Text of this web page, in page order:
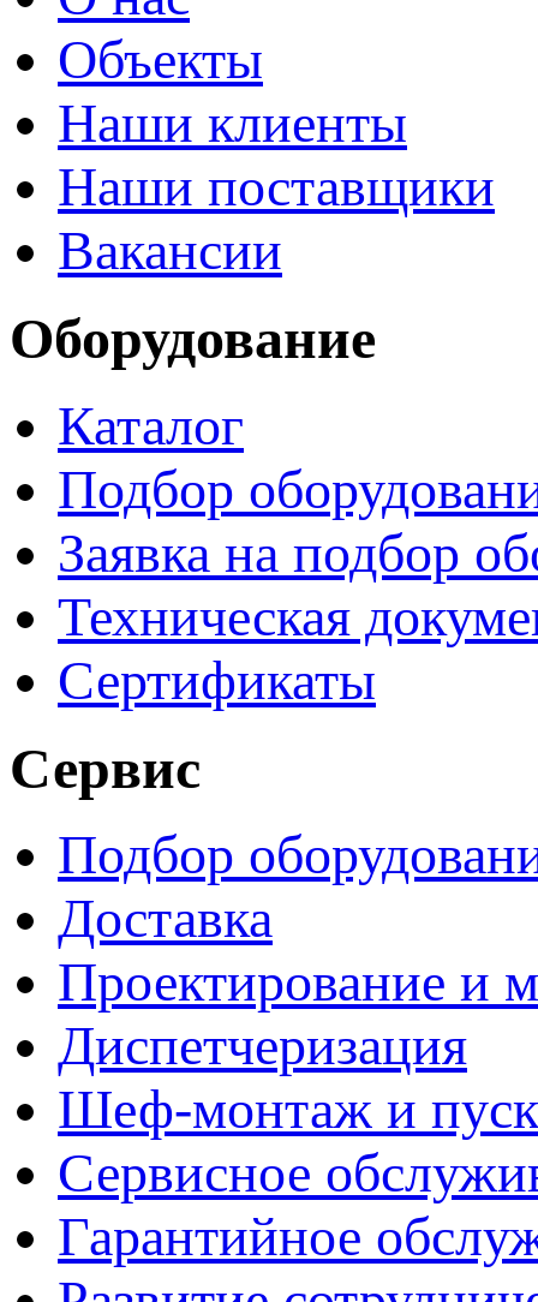
Объекты
Наши клиенты
Наши поставщики
Вакансии
Оборудование
Каталог
Подбор
Заявка на подбор
Техническая
Сертификаты
Сервис
Подбор
Доставка
Проектирование и
Диспетчеризация
Шеф-монтаж и
Сервисное
Гарантийное